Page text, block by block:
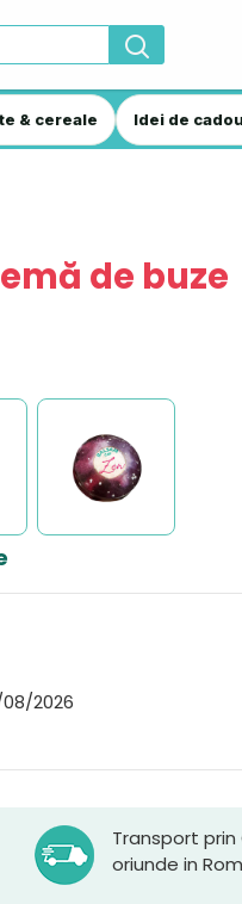
& cereale Idei de
de buze
2026
Transport prin
oriunde in